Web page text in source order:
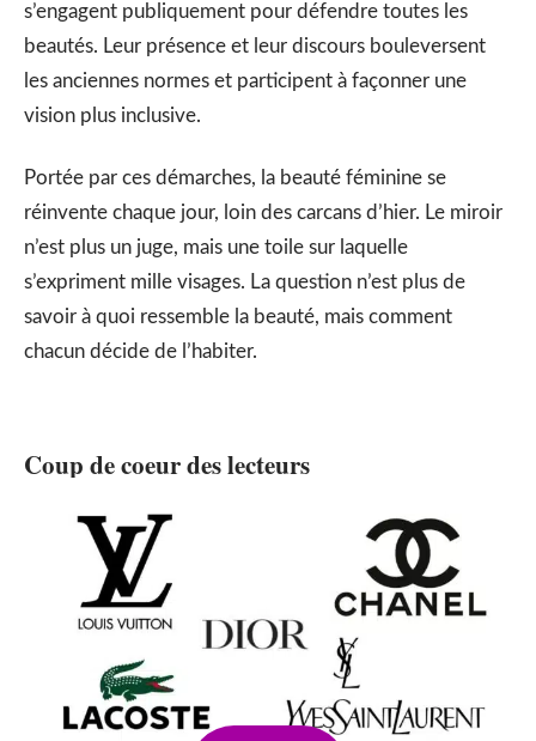
s’engagent publiquement pour défendre toutes les
beautés. Leur présence et leur discours bouleversent
les anciennes normes et participent à façonner une
vision plus inclusive.
Portée par ces démarches, la beauté féminine se
réinvente chaque jour, loin des carcans d’hier. Le miroir
n’est plus un juge, mais une toile sur laquelle
s’expriment mille visages. La question n’est plus de
savoir à quoi ressemble la beauté, mais comment
chacun décide de l’habiter.
Coup de coeur des lecteurs